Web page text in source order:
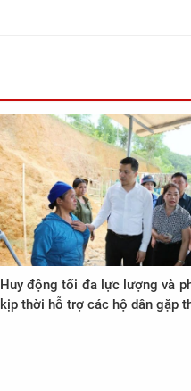
Huy động tối đa lực lượng và
kịp thời hỗ trợ các hộ dân gặp